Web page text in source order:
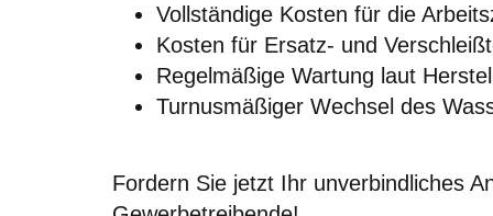
Vollständige Kosten für die
Kosten für Ersatz- und
Regelmäßige Wartung laut
Turnusmäßiger Wechsel des
Fordern Sie jetzt Ihr unverbindliches